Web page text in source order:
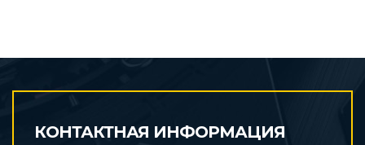
КОНТАКТНАЯ ИНФОРМАЦИЯ